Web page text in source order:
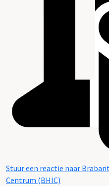
Stuur een reactie naar
Centrum (BHIC)